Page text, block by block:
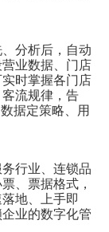
分析后，自动
业数据、门店
时掌握各门店
流规律，告
据定策略、用
行业、连锁品
、票据格式，
地、上手即
业的数字化管